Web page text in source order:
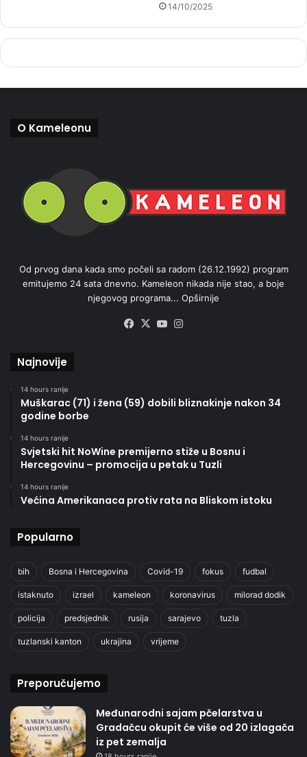
14/10/2025
O Kameleonu
Od prvog dana kada smo počeli sa radom (26.12.1992) program
emitujemo 24 sata dnevno. Kameleon nikada nije stao, a boje
njegovog programa... Opširnije
Facebook
X YouTube
Najnovije
14 hours ranije
Muškarac (71) i žena (59) dobili bliznakinje nakon 34
godine borbe
14 hours ranije
Svjetski hit NoWine premijerno stiže u Bosnu i
Hercegovinu – promocija u petak u Tuzli
14 hours ranije
Većina Amerikanaca protiv rata na Bliskom istoku
Popularno
bih Bosna i Hercegovina Covid-19 fokus fudbal
istaknuto izrael kameleon koronavirus milorad dodik
policija predsjednik rusija sarajevo tuzla
tuzlanski kanton ukrajina vrijeme
Preporučujemo
Međunarodni sajam pčelarstva u
Gradačcu okupit će više od 20 izlagača
iz pet zemalja